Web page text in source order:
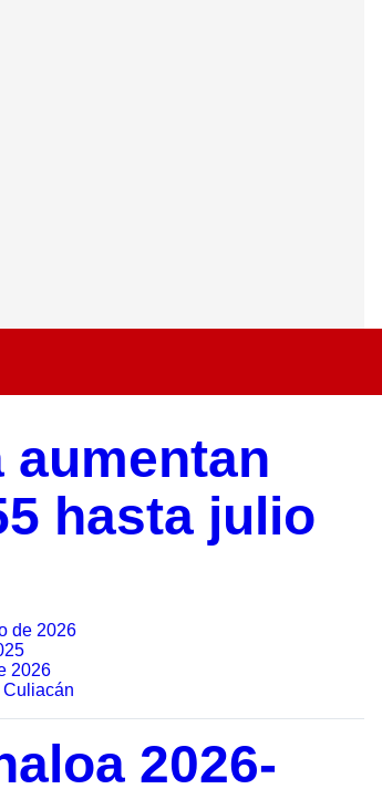
aumentan
hasta julio
de 2026
2026
Culiacán
2026-